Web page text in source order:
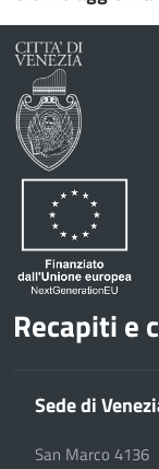
Recapiti e
Sede di
San Marco 4136